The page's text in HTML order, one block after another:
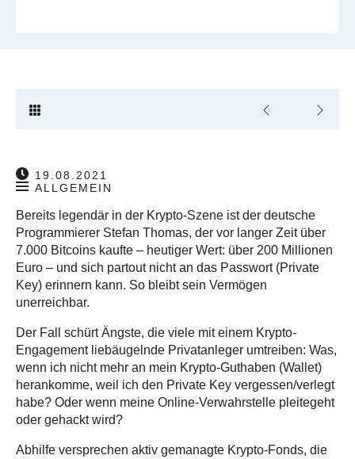
19.08.2021
ALLGEMEIN
Bereits legendär in der Krypto-Szene ist der deutsche
Programmierer Stefan Thomas, der vor langer Zeit über
7.000 Bitcoins kaufte – heutiger Wert: über 200 Millionen
Euro – und sich partout nicht an das Passwort (Private
Key) erinnern kann. So bleibt sein Vermögen
unerreichbar.
Der Fall schürt Ängste, die viele mit einem Krypto-
Engagement liebäugelnde Privatanleger umtreiben: Was,
wenn ich nicht mehr an mein Krypto-Guthaben (Wallet)
herankomme, weil ich den Private Key vergessen/verlegt
habe? Oder wenn meine Online-Verwahrstelle pleitegeht
oder gehackt wird?
Abhilfe versprechen aktiv gemanagte Krypto-Fonds, die